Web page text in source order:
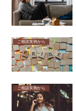
ご相談実例から
ご相談実例から